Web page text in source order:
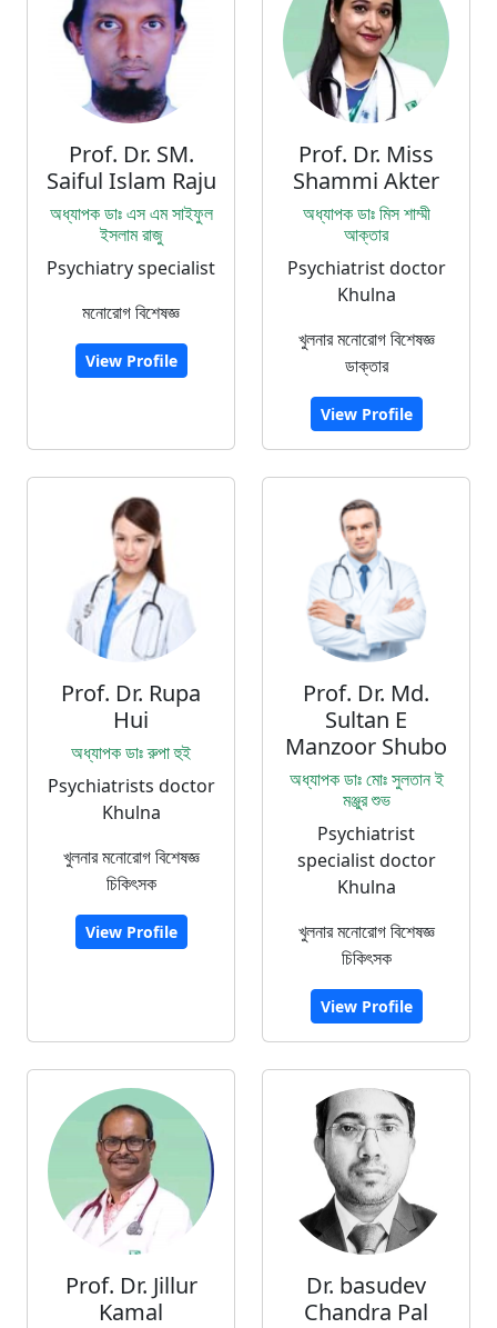
Prof. Dr. SM.
Saiful Islam Raju
অধ্যাপক ডাঃ এস এম সাইফুল
ইসলাম রাজু
Psychiatry specialist
মনোরোগ বিশেষজ্ঞ
View Profile
Prof. Dr. Miss
Shammi Akter
অধ্যাপক ডাঃ মিস শাম্মী
আক্তার
Psychiatrist doctor
Khulna
খুলনার মনোরোগ বিশেষজ্ঞ
ডাক্তার
View Profile
Prof. Dr. Rupa
Hui
অধ্যাপক ডাঃ রুপা হুই
Psychiatrists doctor
Khulna
খুলনার মনোরোগ বিশেষজ্ঞ
চিকিৎসক
View Profile
Prof. Dr. Md.
Sultan E
Manzoor Shubo
অধ্যাপক ডাঃ মোঃ সুলতান ই
মঞ্জুর শুভ
Psychiatrist
specialist doctor
Khulna
খুলনার মনোরোগ বিশেষজ্ঞ
চিকিৎসক
View Profile
Prof. Dr. Jillur
Kamal
Dr. basudev
Chandra Pal